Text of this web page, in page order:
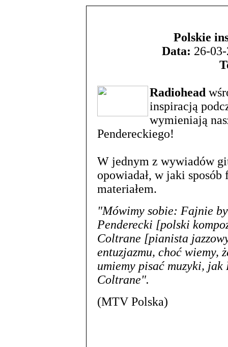
Polskie
Data: 26-
Radiohead
inspiracją
wymieniają
Pendereckiego!
W jednym z wywiadów
opowiadał, w jaki
materiałem.
"Mówimy sobie: Fajnie
Penderecki [polski
Coltrane [pianista
entuzjazmu, choć wiemy,
umiemy pisać muzyki,
Coltrane".
(MTV Polska)